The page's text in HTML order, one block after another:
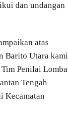
dan undangan
atas
Barito Utara kami
Penilai Lomba
Tengah
Kecamatan